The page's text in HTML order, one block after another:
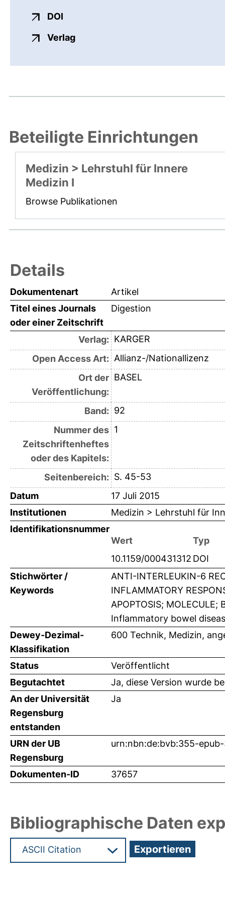
DOI
Verlagexterner Link, öffnet neues
Beteiligte Einrichtungen
Medizin > Lehrstuhl für Innere
Medizin I
Browse Publikationen
Details
Dokumentenart
Artikel
Titel eines Journals
oder einer Zeitschrift
Digestion
Verlag: KARGER
Open Access Art: Allianz-/Nationallizenz
Ort der
Veröffentlichung:
BASEL
Band: 92
Nummer des
Zeitschriftenheftes
oder des Kapitels:
1
Seitenbereich: S. 45-53
Datum
17 Juli 2015
Institutionen
Medizin > Lehrstuhl für
Identifikationsnummer
Wert
Typ
10.1159/000431312 DOI
Stichwörter /
Keywords
ANTI-INTERLEUKIN-6
INFLAMMATORY
APOPTOSIS;
Inflammatory bowel
Dewey-Dezimal-
Klassifikation
600 Technik, Medizin,
Status
Veröffentlicht
Begutachtet
Ja, diese Version wurde
An der Universität
Regensburg
entstanden
Ja
URN der UB
Regensburg
urn:nbn:de:bvb:355-
Dokumenten-ID 37657
Bibliographische Daten